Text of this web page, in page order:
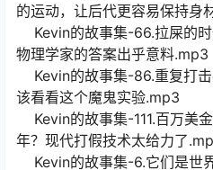
的运动，让后代更容易保持身
Kevin的故事集-66.拉屎的时
物理学家的答案出乎意料.mp3
Kevin的故事集-86.重复打
该看看这个魔鬼实验.mp3
Kevin的故事集-111.百万美
年？现代打假技术太给力了
Kevin的故事集-6.它们是世